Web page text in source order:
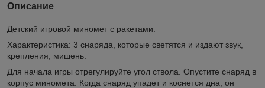
Описание
Детский игровой миномет с ракетами.
Характеристика: 3 снаряда, которые светятся и издают звук,
крепления, мишень.
Для начала игры отрегулируйте угол ствола. Опустите снаряд в
корпус миномета. Когда снаряд упадет и коснется дна, он